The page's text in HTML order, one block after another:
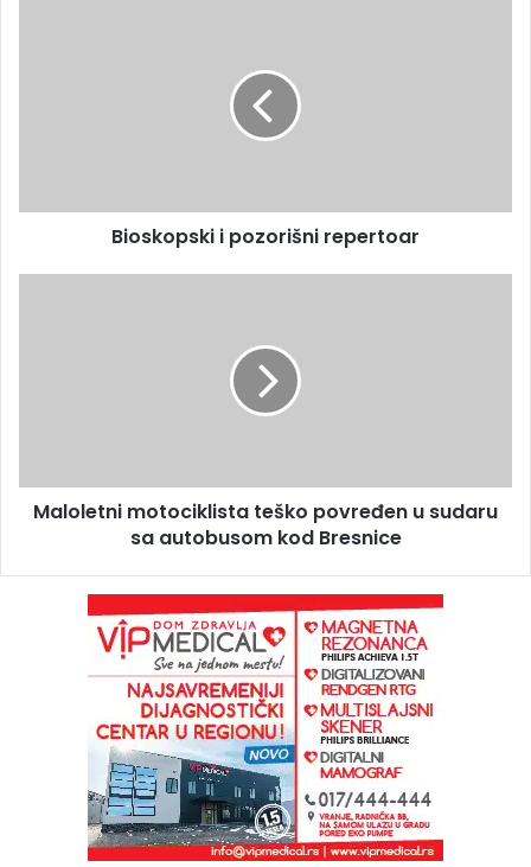
Bioskopski i pozorišni repertoar
Maloletni motociklista teško povređen u sudaru
sa autobusom kod Bresnice